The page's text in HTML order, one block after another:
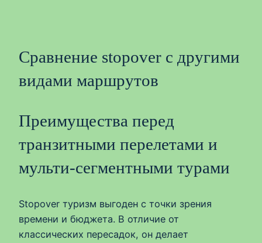
Сравнение stopover с другими
видами маршрутов
Преимущества перед
транзитными перелетами и
мульти-сегментными турами
Stopover туризм выгоден с точки зрения
времени и бюджета. В отличие от
классических пересадок, он делает